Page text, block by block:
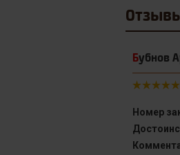
Бубнов
Номер